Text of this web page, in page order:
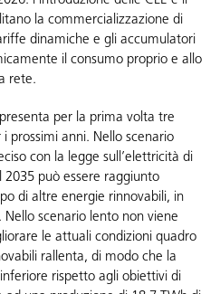
la commercializzazione di
dinamiche e gli accumulatori
il consumo proprio e allo
rete.
per la prima volta tre
prossimi anni. Nello scenario
con la legge sull’elettricità di
2035 può essere raggiunto
di altre energie rinnovabili, in
Nello scenario lento non viene
le attuali condizioni quadro
rallenta, di modo che la
rispetto agli obiettivi di